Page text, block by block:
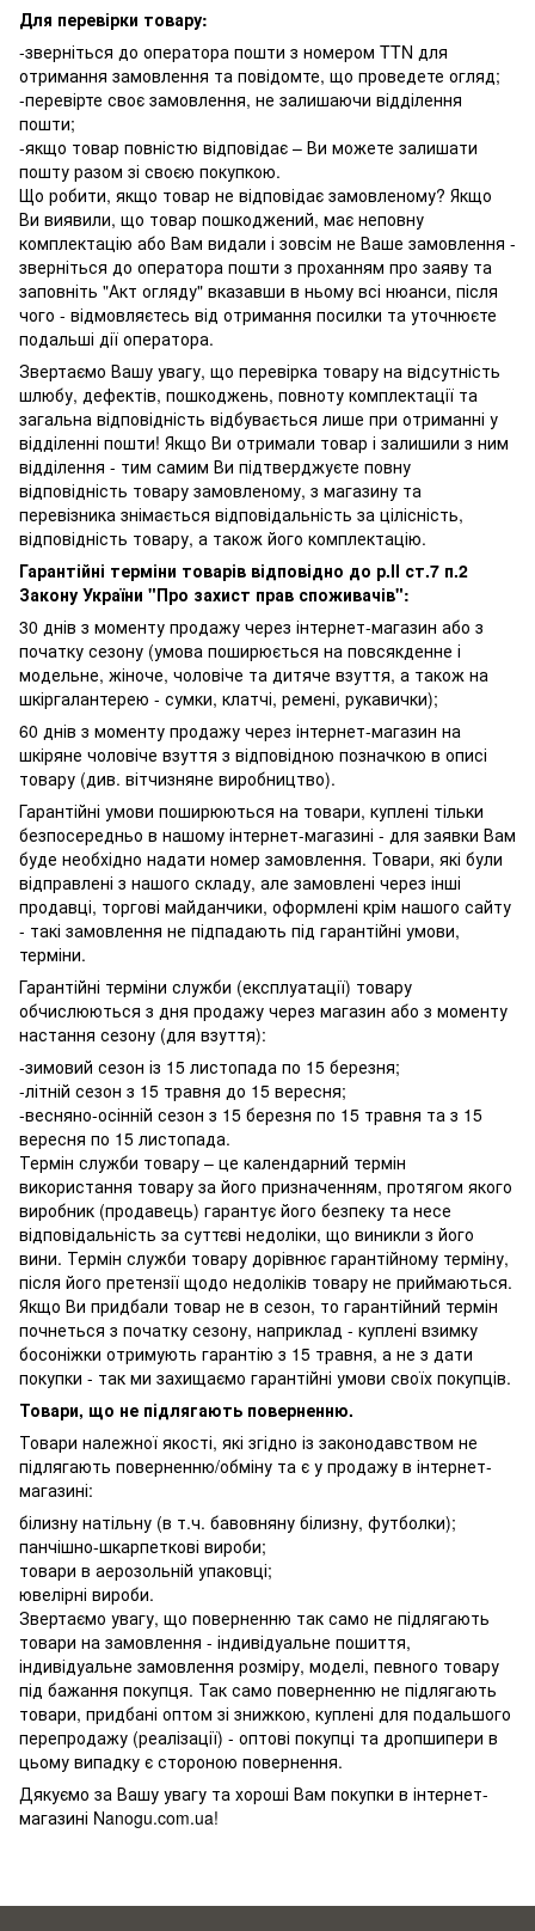
Для перевірки товару:
-зверніться до оператора пошти з номером TTN для
отримання замовлення та повідомте, що проведете огляд;
-перевірте своє замовлення, не залишаючи відділення
пошти;
-якщо товар повністю відповідає – Ви можете залишати
пошту разом зі своєю покупкою.
Що робити, якщо товар не відповідає замовленому? Якщо
Ви виявили, що товар пошкоджений, має неповну
комплектацію або Вам видали і зовсім не Ваше замовлення -
зверніться до оператора пошти з проханням про заяву та
заповніть "Акт огляду" вказавши в ньому всі нюанси, після
чого - відмовляєтесь від отримання посилки та уточнюєте
подальші дії оператора.
Звертаємо Вашу увагу, що перевірка товару на відсутність
шлюбу, дефектів, пошкоджень, повноту комплектації та
загальна відповідність відбувається лише при отриманні у
відділенні пошти! Якщо Ви отримали товар і залишили з ним
відділення - тим самим Ви підтверджуєте повну
відповідність товару замовленому, з магазину та
перевізника знімається відповідальність за цілісність,
відповідність товару, а також його комплектацію.
Гарантійні терміни товарів відповідно до р.ІІ ст.7 п.2
Закону України "Про захист прав споживачів":
30 днів з моменту продажу через інтернет-магазин або з
початку сезону (умова поширюється на повсякденне і
модельне, жіноче, чоловіче та дитяче взуття, а також на
шкіргалантерею - сумки, клатчі, ремені, рукавички);
60 днів з моменту продажу через інтернет-магазин на
шкіряне чоловіче взуття з відповідною позначкою в описі
товару (див. вітчизняне виробництво).
Гарантійні умови поширюються на товари, куплені тільки
безпосередньо в нашому інтернет-магазині - для заявки Вам
буде необхідно надати номер замовлення. Товари, які були
відправлені з нашого складу, але замовлені через інші
продавці, торгові майданчики, оформлені крім нашого сайту
- такі замовлення не підпадають під гарантійні умови,
терміни.
Гарантійні терміни служби (експлуатації) товару
обчислюються з дня продажу через магазин або з моменту
настання сезону (для взуття):
-зимовий сезон із 15 листопада по 15 березня;
-літній сезон з 15 травня до 15 вересня;
-весняно-осінній сезон з 15 березня по 15 травня та з 15
вересня по 15 листопада.
Термін служби товару – це календарний термін
використання товару за його призначенням, протягом якого
виробник (продавець) гарантує його безпеку та несе
відповідальність за суттєві недоліки, що виникли з його
вини. Термін служби товару дорівнює гарантійному терміну,
після його претензії щодо недоліків товару не приймаються.
Якщо Ви придбали товар не в сезон, то гарантійний термін
почнеться з початку сезону, наприклад - куплені взимку
босоніжки отримують гарантію з 15 травня, а не з дати
покупки - так ми захищаємо гарантійні умови своїх покупців.
Товари, що не підлягають поверненню.
Товари належної якості, які згідно із законодавством не
підлягають поверненню/обміну та є у продажу в інтернет-
магазині:
білизну натільну (в т.ч. бавовняну білизну, футболки);
панчішно-шкарпеткові вироби;
товари в аерозольній упаковці;
ювелірні вироби.
Звертаємо увагу, що поверненню так само не підлягають
товари на замовлення - індивідуальне пошиття,
індивідуальне замовлення розміру, моделі, певного товару
під бажання покупця. Так само поверненню не підлягають
товари, придбані оптом зі знижкою, куплені для подальшого
перепродажу (реалізації) - оптові покупці та дропшипери в
цьому випадку є стороною повернення.
Дякуємо за Вашу увагу та хороші Вам покупки в інтернет-
магазині Nanogu.com.ua!